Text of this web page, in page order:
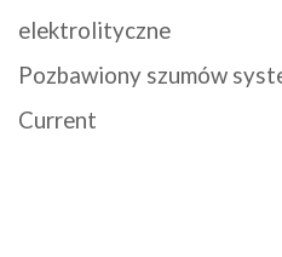
elektrolityczne
Pozbawiony szumów
Current